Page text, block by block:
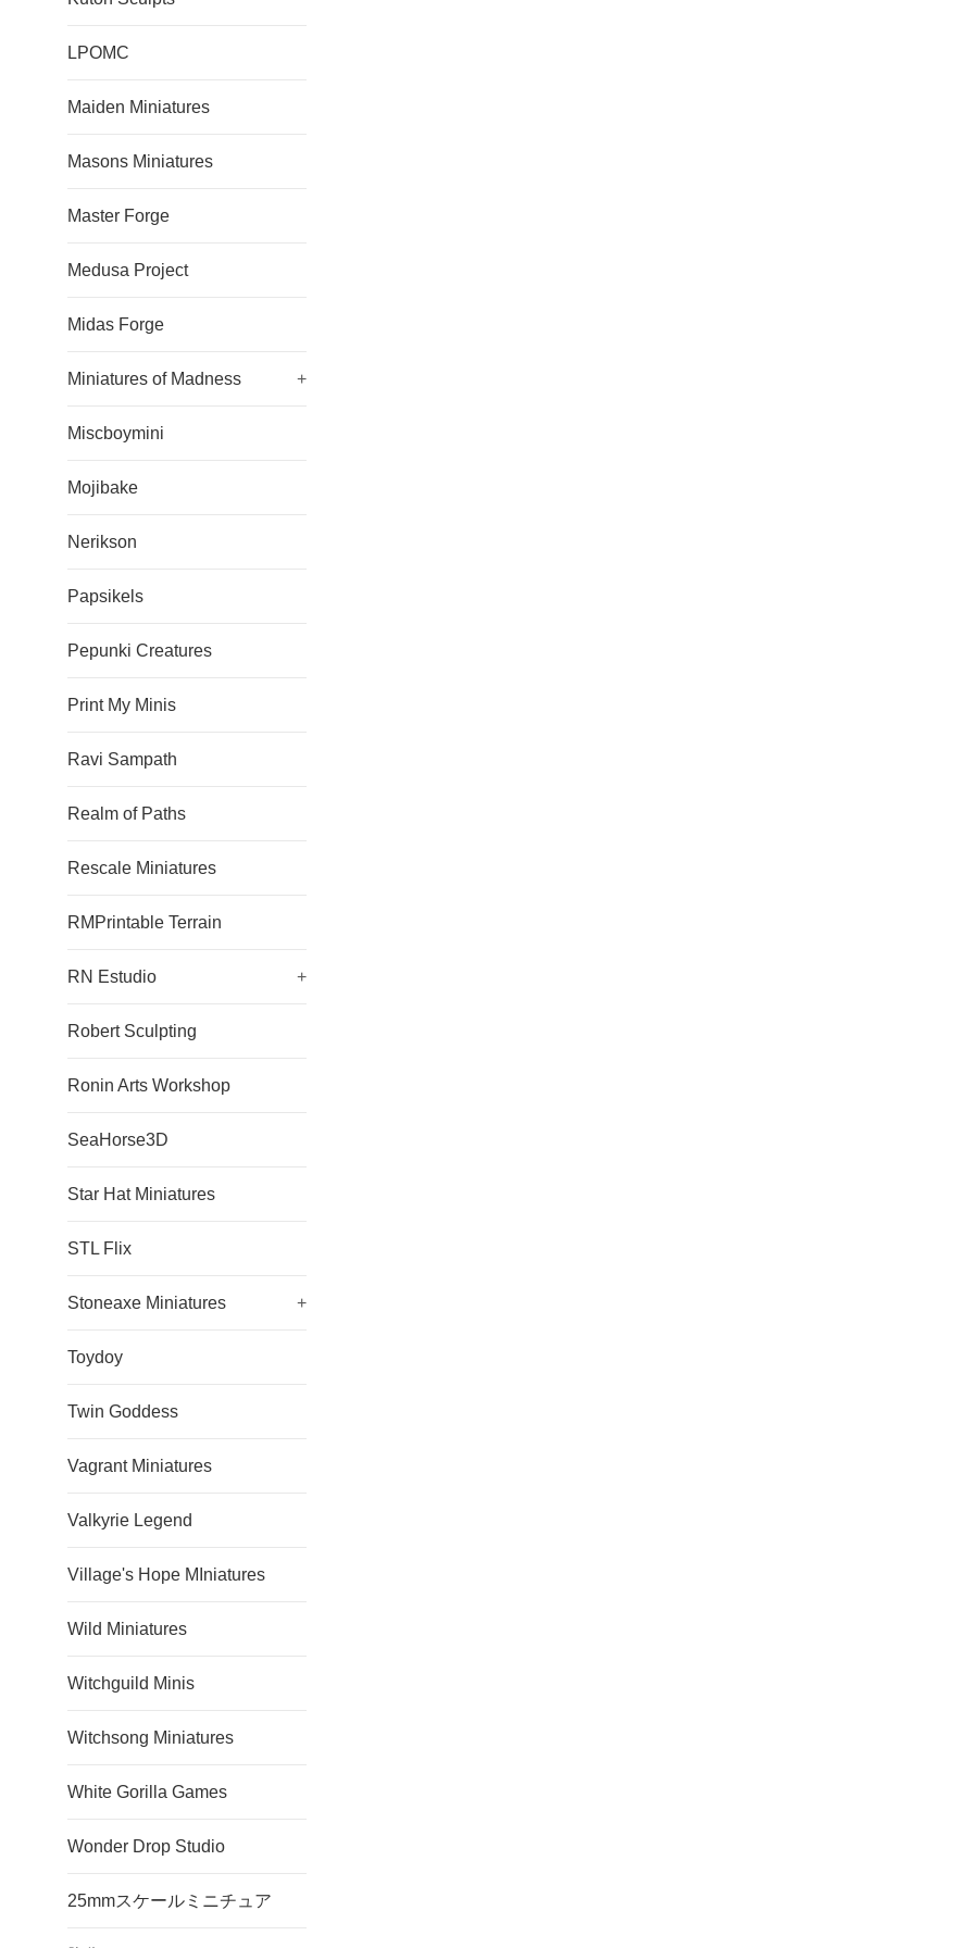
LPOMC
Maiden Miniatures
Masons Miniatures
Master Forge
Medusa Project
Midas Forge
Miniatures of Madness +
Miscboymini
Mojibake
Nerikson
Papsikels
Pepunki Creatures
Print My Minis
Ravi Sampath
Realm of Paths
Rescale Miniatures
RMPrintable Terrain
RN Estudio +
Robert Sculpting
Ronin Arts Workshop
SeaHorse3D
Star Hat Miniatures
STL Flix
Stoneaxe Miniatures +
Toydoy
Twin Goddess
Vagrant Miniatures
Valkyrie Legend
Village's Hope MIniatures
Wild Miniatures
Witchguild Minis
Witchsong Miniatures
White Gorilla Games
Wonder Drop Studio
25mmスケールミニチュア